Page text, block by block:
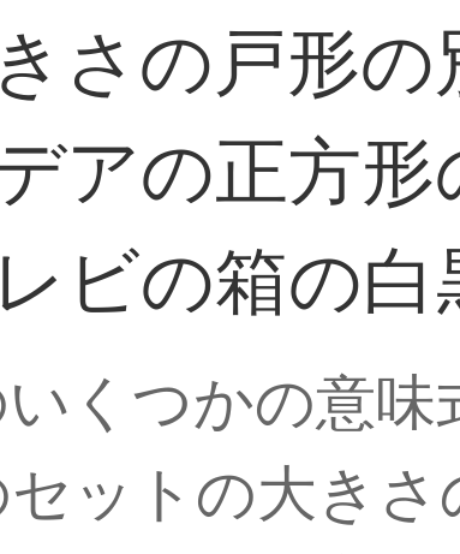
さの戸形
アの正方
ビの箱の
くつかの意
ットの大き